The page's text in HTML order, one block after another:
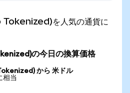
を人気の通貨に
の今日の換算価格
から 米ドル
相当